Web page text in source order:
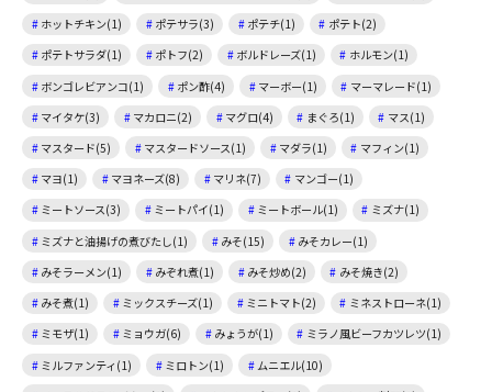
ホットチキン(1)
ポテサラ(3) ポテチ(1)
ポテト(2)
ポテトサラダ(1)
ポトフ(2) ボルドレーズ(1)
ホルモン(1)
ボンゴレビアンコ(1)
ポン酢(4) マーボー(1)
マーマレード(1)
マイタケ(3)
マカロニ(2) マグロ(4) まぐろ(1)
マス(1)
マスタード(5)
マスタードソース(1) マダラ(1)
マフィン(1)
マヨ(1)
マヨネーズ(8) マリネ(7)
マンゴー(1)
ミートソース(3)
ミートパイ(1) ミートボール(1)
ミズナ(1)
ミズナと油揚げの煮びたし(1)
みそ(15)
みそカレー(1)
みそラーメン(1)
みぞれ煮(1) みそ炒め(2)
みそ焼き(2)
みそ煮(1)
ミックスチーズ(1) ミニトマト(2)
ミネストローネ(1)
ミモザ(1)
ミョウガ(6) みょうが(1)
ミラノ風ビーフカツレツ(1)
ミルファンティ(1)
ミロトン(1)
ムニエル(10)